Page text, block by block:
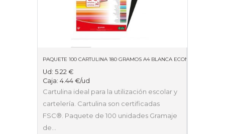
PAQUETE 100 CARTULINA 180 GRAMOS A4 BLANCA ECONOMICA
Ud: 5.22 €
Caja: 4.44 €/ud
Cartulina ideal para la utilización escolar y
cartelería. Cartulina son certificadas
FSC®. Paquete de 100 unidades Gramaje
de…